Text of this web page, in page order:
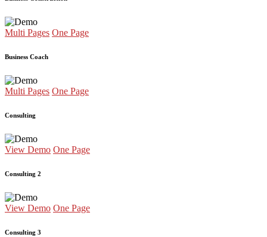
Multi Pages One Page
Business Coach
Multi Pages One Page
Consulting
View Demo One Page
Consulting 2
View Demo One Page
Consulting 3